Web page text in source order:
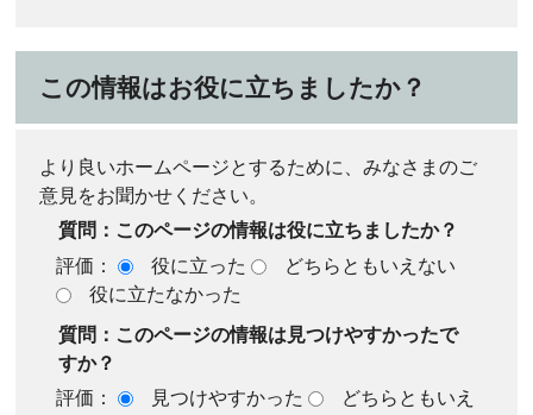
この情報はお役に立ちましたか？
より良いホームページとするために、みなさまのご
意見をお聞かせください。
質問：このページの情報は役に立ちましたか？
評価：
役に立った
どちらともいえない
役に立たなかった
質問：このページの情報は見つけやすかったで
すか？
評価：
見つけやすかった
どちらともいえ